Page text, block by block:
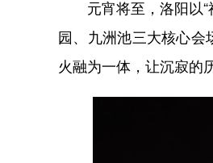
元宵将至，洛阳以“
园、九洲池三大核心会
火融为一体，让沉寂的